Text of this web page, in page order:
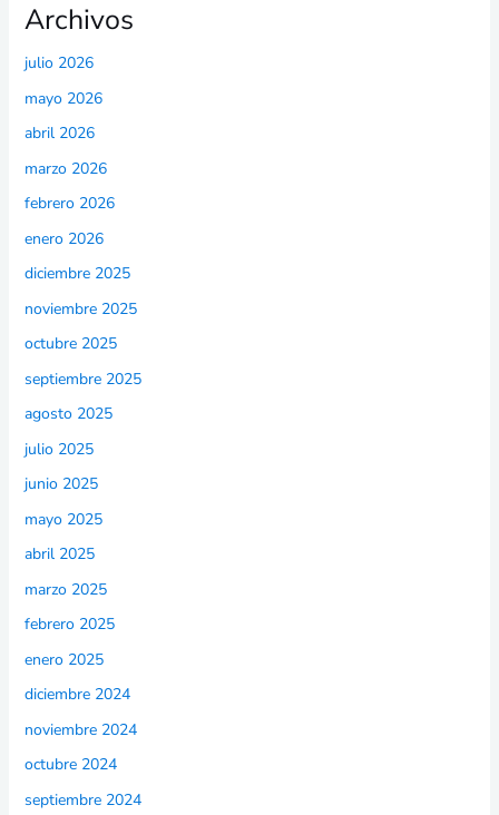
Archivos
julio 2026
mayo 2026
abril 2026
marzo 2026
febrero 2026
enero 2026
diciembre 2025
noviembre 2025
octubre 2025
septiembre 2025
agosto 2025
julio 2025
junio 2025
mayo 2025
abril 2025
marzo 2025
febrero 2025
enero 2025
diciembre 2024
noviembre 2024
octubre 2024
septiembre 2024